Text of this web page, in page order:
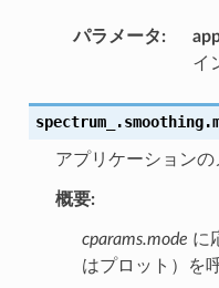
パラメータ:
イ
spectrum_.smoothing.
アプリケーションの
概要:
cparams.mode に
はプロット）を